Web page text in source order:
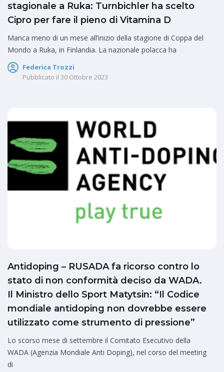
stagionale a Ruka: Turnbichler ha scelto
Cipro per fare il pieno di Vitamina D
Manca meno di un mese all’inizio della stagione di Coppa del
Mondo a Ruka, in Finlandia. La nazionale polacca ha
Federica Trozzi
Pubblicato il 30 Ottobre 2023
Antidoping – RUSADA fa ricorso contro lo
stato di non conformità deciso da WADA.
Il Ministro dello Sport Matytsin: “Il Codice
mondiale antidoping non dovrebbe essere
utilizzato come strumento di pressione”
Lo scorso mese di settembre il Comitato Esecutivo della
WADA (Agenzia Mondiale Anti Doping), nel corso del meeting
di